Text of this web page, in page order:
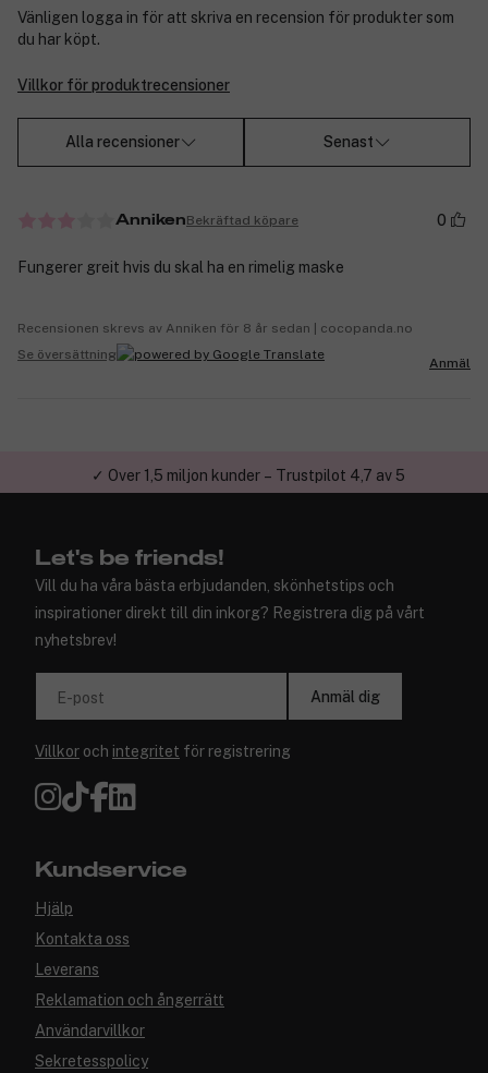
Vänligen logga in för att skriva en recension för produkter som
du har köpt.
Villkor för produktrecensioner
Alla recensioner Senast
AnnikenBekräftad köpare 0
Fungerer greit hvis du skal ha en rimelig maske
Recensionen skrevs av Anniken för 8 år sedan | cocopanda.no
Se översättning
Anmäl
✓ Över 1,5 miljon kunder – Trustpilot 4,7 av 5
Let's be friends!
Vill du ha våra bästa erbjudanden, skönhetstips och
inspirationer direkt till din inkorg? Registrera dig på vårt
nyhetsbrev!
E-post Anmäl dig
Villkor och integritet för registrering
Kundservice
Hjälp
Kontakta oss
Leverans
Reklamation och ångerrätt
Användarvillkor
Sekretesspolicy